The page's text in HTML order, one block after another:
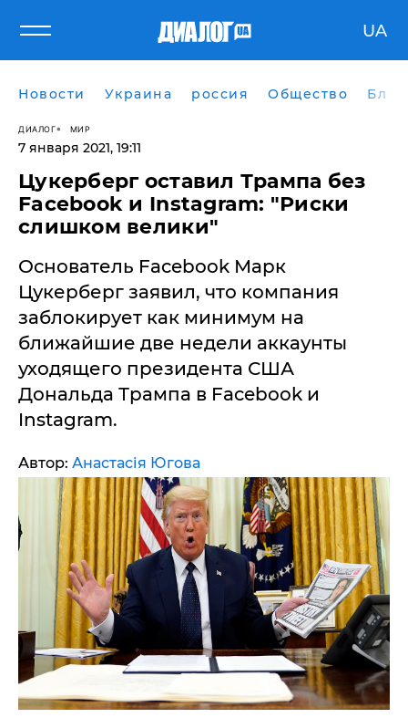
UA
Новости Украина россия Общество
ДИАЛОГ МИР
7 января 2021, 19:11
​Цукерберг оставил Трампа без
Facebook и Instagram: "Риски
слишком велики"
Основатель Facebook Марк
Цукерберг заявил, что компания
заблокирует как минимум на
ближайшие две недели аккаунты
уходящего президента США
Дональда Трампа в Facebook и
Instagram.
Автор: Анастасія Югова